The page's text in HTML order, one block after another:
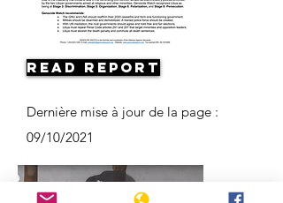
Read Report
Dernière mise à jour de la page :
09/10/2021